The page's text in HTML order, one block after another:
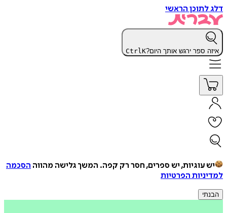
דלג לתוכן הראשי
איזה ספר ירגש אותך היום? CtrlK
יש עוגיות, יש ספרים, חסר רק קפה. המשך גלישה מהווה הסכמה
למדיניות הפרטיות
הבנתי